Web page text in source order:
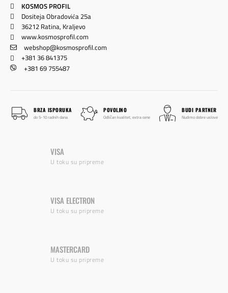
KOSMOS PROFIL
Dositeja Obradovića 25a
36212 Ratina, Kraljevo
www.kosmosprofil.com
webshop@kosmosprofil.com
+381 36 841375
+381 69 755487
BRZA ISPORUKA
do 5-10 radnih dana
POVOLJNO
Odličan kvalitet, extra cene
BUDI PARTNER
Nudimo dobre uslove
VISA
U toku su pripreme
VISA ELECTRON
U toku su pripreme
MASTERCARD
U toku su pripreme